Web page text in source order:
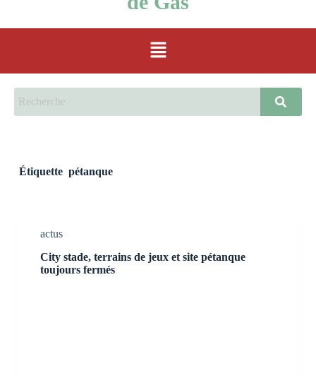
Étiquette pétanque
actus
City stade, terrains de jeux et site pétanque
toujours fermés